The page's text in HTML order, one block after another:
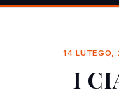
14 LUTEGO,
I